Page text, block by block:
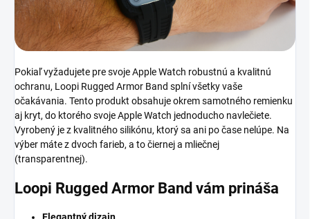
Pokiaľ vyžadujete pre svoje Apple Watch robustnú a kvalitnú
ochranu, Loopi Rugged Armor Band splní všetky vaše
očakávania. Tento produkt obsahuje okrem samotného remienku
aj kryt, do ktorého svoje Apple Watch jednoducho navlečiete.
Vyrobený je z kvalitného silikónu, ktorý sa ani po čase nelúpe. Na
výber máte z dvoch farieb, a to čiernej a mliečnej
(transparentnej).
Loopi Rugged Armor Band vám prináša